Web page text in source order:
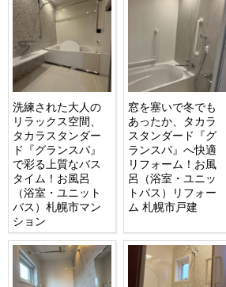
洗練された大人の
リラックス空間、
タカラスタンダー
ド『グランスパ』
で彩る上質なバス
タイム！お風呂
（浴室・ユニット
バス）札幌市マン
ション
窓を塞いで冬でも
あったか、タカラ
スタンダード『グ
ランスパ』へ快適
リフォーム！お風
呂（浴室・ユニッ
トバス）リフォー
ム 札幌市戸建